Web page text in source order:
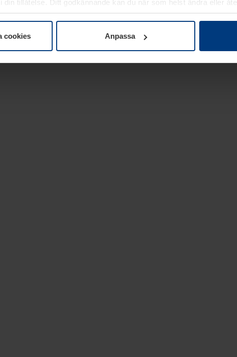
din tillåtelse. Ditt godkännande kan du när som helst ändra eller
på vår webbplats.
cookies Anpassa